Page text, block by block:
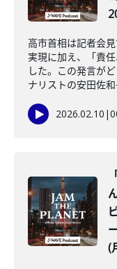
高市首相は記者会
実現に加え、「責
した。この発言が
ナリストの安田佐
2026.02.10 |
(